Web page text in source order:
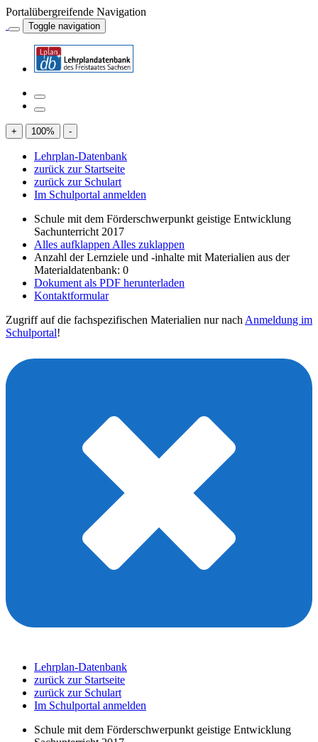
Portalübergreifende Navigation
Toggle navigation
+ 100% -
Lehrplan-Datenbank
zurück zur Startseite
zurück zur Schulart
Im Schulportal anmelden
Schule mit dem Förderschwerpunkt geistige Entwicklung
Sachunterricht 2017
Alles aufklappen Alles zuklappen
Anzahl der Lernziele und -inhalte mit Materialien aus der
Materialdatenbank: 0
Dokument als PDF herunterladen
Kontaktformular
Zugriff auf die fachspezifischen Materialien nur nach Anmeldung im
Schulportal!
Lehrplan-Datenbank
zurück zur Startseite
zurück zur Schulart
Im Schulportal anmelden
Schule mit dem Förderschwerpunkt geistige Entwicklung